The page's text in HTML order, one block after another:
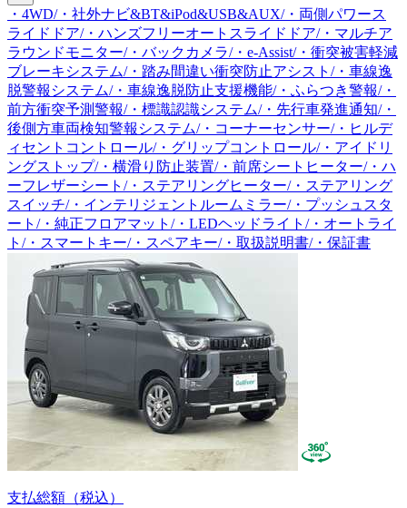
・4WD/・社外ナビ&BT&iPod&USB&AUX/・両側パワース
ライドドア/・ハンズフリーオートスライドドア/・マルチア
ラウンドモニター/・バックカメラ/・e-Assist/・衝突被害軽減
ブレーキシステム/・踏み間違い衝突防止アシスト/・車線逸
脱警報システム/・車線逸脱防止支援機能/・ふらつき警報/・
前方衝突予測警報/・標識認識システム/・先行車発進通知/・
後側方車両検知警報システム/・コーナーセンサー/・ヒルデ
ィセントコントロール/・グリップコントロール/・アイドリ
ングストップ/・横滑り防止装置/・前席シートヒーター/・ハ
ーフレザーシート/・ステアリングヒーター/・ステアリング
スイッチ/・インテリジェントルームミラー/・プッシュスタ
ート/・純正フロアマット/・LEDヘッドライト/・オートライ
ト/・スマートキー/・スペアキー/・取扱説明書/・保証書
支払総額 （税込）